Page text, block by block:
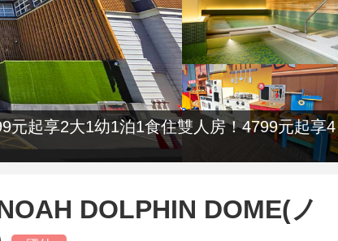
起享2大1幼1泊1食住雙人房！4799元起享4
DOLPHIN DOME(ノ